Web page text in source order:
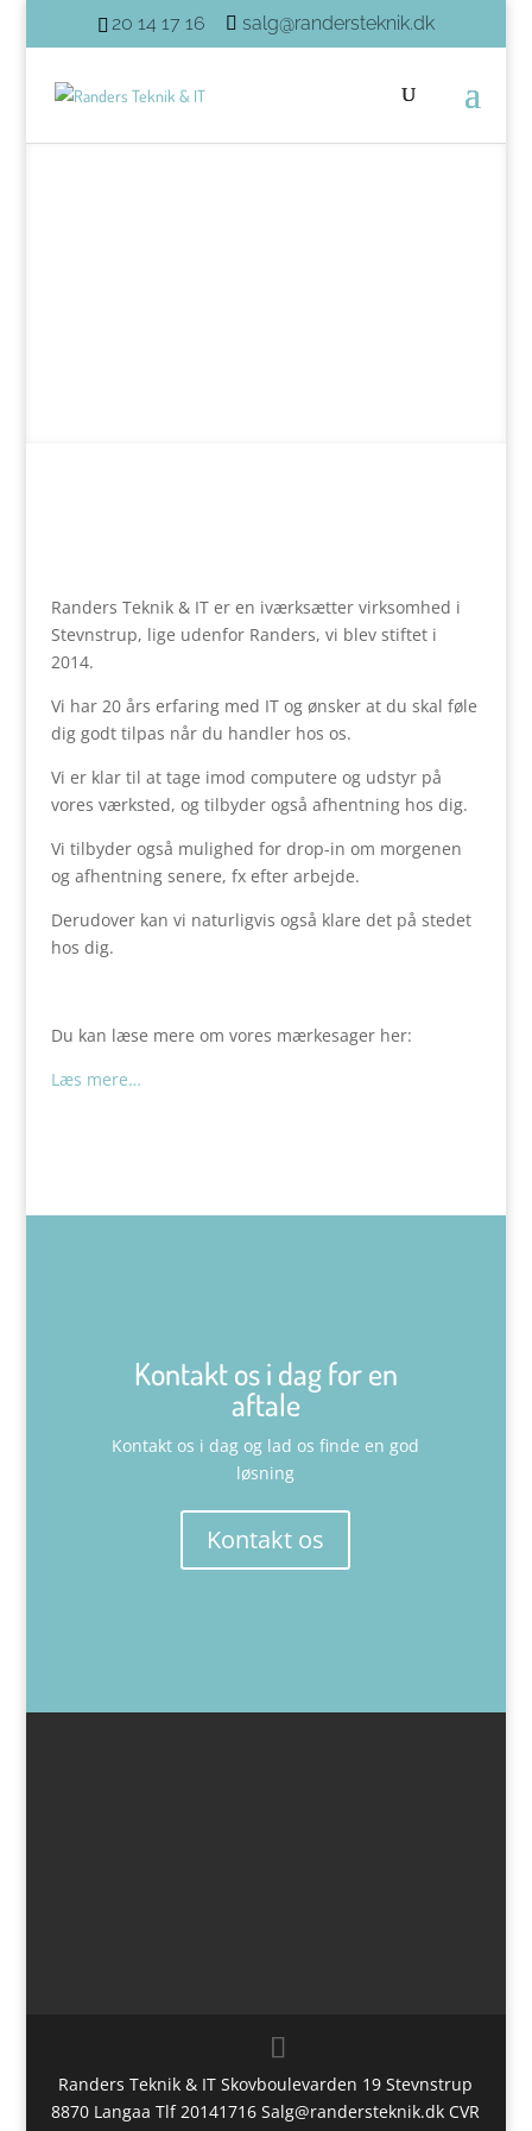
20 14 17 16 salg@randersteknik.dk
Randers Teknik & IT er en iværksætter virksomhed i
Stevnstrup, lige udenfor Randers, vi blev stiftet i
2014.
Vi har 20 års erfaring med IT og ønsker at du skal føle
dig godt tilpas når du handler hos os.
Vi er klar til at tage imod computere og udstyr på
vores værksted, og tilbyder også afhentning hos dig.
Vi tilbyder også mulighed for drop-in om morgenen
og afhentning senere, fx efter arbejde.
Derudover kan vi naturligvis også klare det på stedet
hos dig.
Du kan læse mere om vores mærkesager her:
Læs mere…
Kontakt os i dag for en
aftale
Kontakt os i dag og lad os finde en god
løsning
Kontakt os
Randers Teknik & IT Skovboulevarden 19 Stevnstrup
8870 Langaa Tlf 20141716 Salg@randersteknik.dk CVR